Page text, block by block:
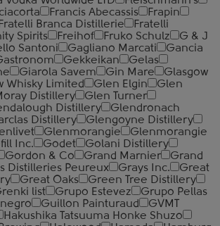
Francis Abecassis
Frapin
Fratelli Branca Distillerie
Fratelli
Spirits Freihof Fruko Schulz
G & J
Santoni Gagliano Marcati
Gancia
Gekkeikan
Gelas
Giarola Savem Gin Mare
Glasgow
Whisky Limited Glen Elgin
Glen
Distillery
Glen Turner
Distillery
Glendronach
Distillery
Glengoyne Distillery
Glenmorangie
Glenmorangie
Inc. Godet
Golani Distillery
Gordon & Co Grand Marnier
Grand
Distilleries Peureux Grays Inc.
Great
Great Oaks
Green Tree Distillery
list Grupo Estevez
Grupo Pellas
Guillon Painturaud
GVMT
Hakushika Tatsuuma Honke Shuzo